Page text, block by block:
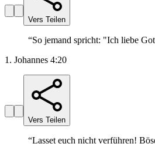
Vers Teilen
“So jemand spricht: "Ich liebe
1. Johannes 4:20
Vers Teilen
“Lasset euch nicht verführen!